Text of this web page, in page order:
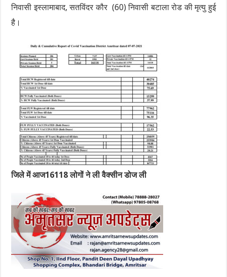
निवासी इस्लामाबाद, सतविंदर कौर (60) निवासी बटाला रोड की मृत्यु हुई
है।
जिले में आज16118 लोगों ने ली वैक्सीन डोज ली